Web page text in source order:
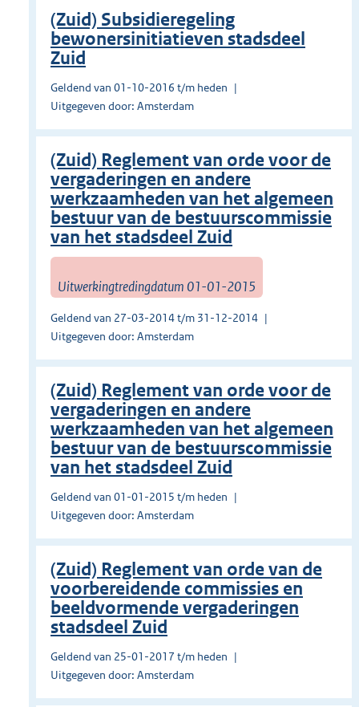
(Zuid) Subsidieregeling
bewonersinitiatieven stadsdeel
Zuid
Geldend van 01-10-2016 t/m heden
Uitgegeven door: Amsterdam
(Zuid) Reglement van orde voor de
vergaderingen en andere
werkzaamheden van het algemeen
bestuur van de bestuurscommissie
van het stadsdeel Zuid
Uitwerkingtredingdatum 01-01-2015
Geldend van 27-03-2014 t/m 31-12-2014
Uitgegeven door: Amsterdam
(Zuid) Reglement van orde voor de
vergaderingen en andere
werkzaamheden van het algemeen
bestuur van de bestuurscommissie
van het stadsdeel Zuid
Geldend van 01-01-2015 t/m heden
Uitgegeven door: Amsterdam
(Zuid) Reglement van orde van de
voorbereidende commissies en
beeldvormende vergaderingen
stadsdeel Zuid
Geldend van 25-01-2017 t/m heden
Uitgegeven door: Amsterdam